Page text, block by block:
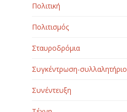
Πολιτική
Πολιτισμός
Σταυροδρόμια
Συγκέντρωση-συλλαλητήριο
Συνέντευξη